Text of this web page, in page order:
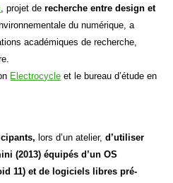
, projet derecherche entre design et
du numérique, a
académiques de recherche,
Electrocycle et le bureau d’étude en
lors d’un atelier,d’utiliser
(2013) équipés d’un OS
11) et de logiciels libres pré-